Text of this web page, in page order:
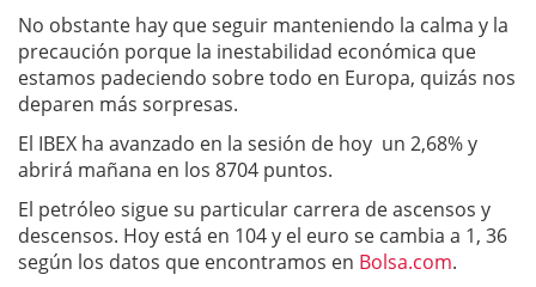
No obstante hay que seguir manteniendo la calma y la
precaución porque la inestabilidad económica que
estamos padeciendo sobre todo en Europa, quizás nos
deparen más sorpresas.
El IBEX ha avanzado en la sesión de hoy un 2,68% y
abrirá mañana en los 8704 puntos.
El petróleo sigue su particular carrera de ascensos y
descensos. Hoy está en 104 y el euro se cambia a 1, 36
según los datos que encontramos en Bolsa.com.